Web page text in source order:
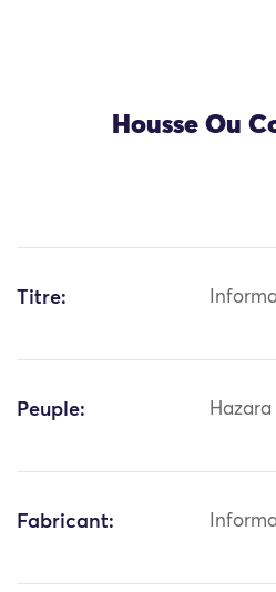
Housse Ou
Titre:
Peuple: Hazara
Fabricant: